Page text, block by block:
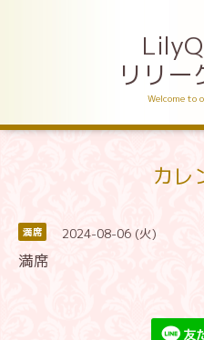
リリー
Welcome to
カレ
満席 2024-08-06 (火)
満席